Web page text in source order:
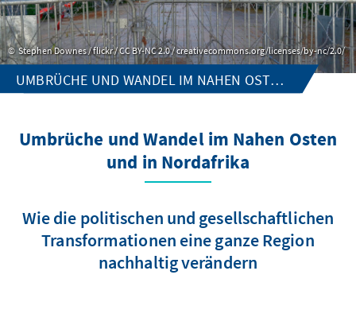
Stephen Downes / flickr / CC BY-NC 2.0 / creativecommons.org/licenses/by-nc/2.0/
UMBRÜCHE UND WANDEL IM NAHEN OSTEN UND IN NORDAFRIKA
Umbrüche und Wandel im Nahen Osten
und in Nordafrika
Wie die politischen und gesellschaftlichen
Transformationen eine ganze Region
nachhaltig verändern